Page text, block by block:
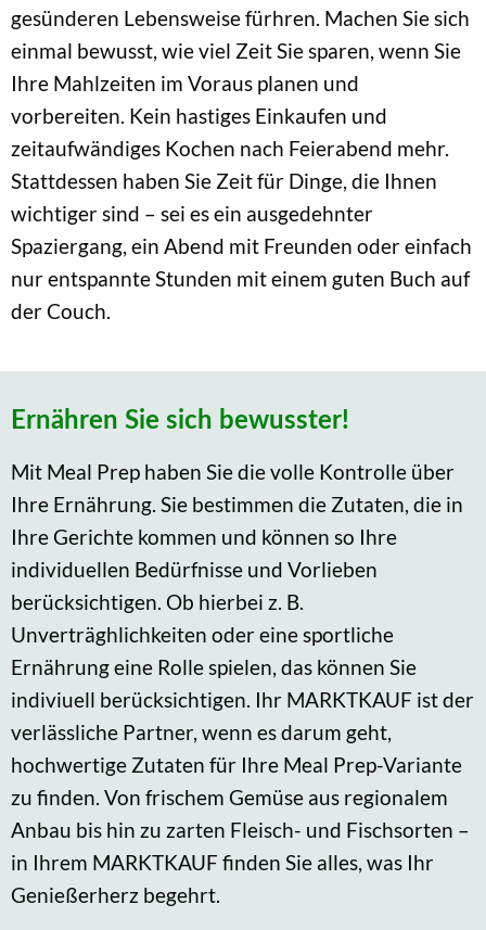
gesünderen Lebensweise fürhren. Machen Sie sich
einmal bewusst, wie viel Zeit Sie sparen, wenn Sie
Ihre Mahlzeiten im Voraus planen und
vorbereiten. Kein hastiges Einkaufen und
zeitaufwändiges Kochen nach Feierabend mehr.
Stattdessen haben Sie Zeit für Dinge, die Ihnen
wichtiger sind – sei es ein ausgedehnter
Spaziergang, ein Abend mit Freunden oder einfach
nur entspannte Stunden mit einem guten Buch auf
der Couch.
Ernähren Sie sich bewusster!
Mit Meal Prep haben Sie die volle Kontrolle über
Ihre Ernährung. Sie bestimmen die Zutaten, die in
Ihre Gerichte kommen und können so Ihre
individuellen Bedürfnisse und Vorlieben
berücksichtigen. Ob hierbei z. B.
Unverträghlichkeiten oder eine sportliche
Ernährung eine Rolle spielen, das können Sie
indiviuell berücksichtigen. Ihr MARKTKAUF ist der
verlässliche Partner, wenn es darum geht,
hochwertige Zutaten für Ihre Meal Prep-Variante
zu finden. Von frischem Gemüse aus regionalem
Anbau bis hin zu zarten Fleisch- und Fischsorten –
in Ihrem MARKTKAUF finden Sie alles, was Ihr
Genießerherz begehrt.